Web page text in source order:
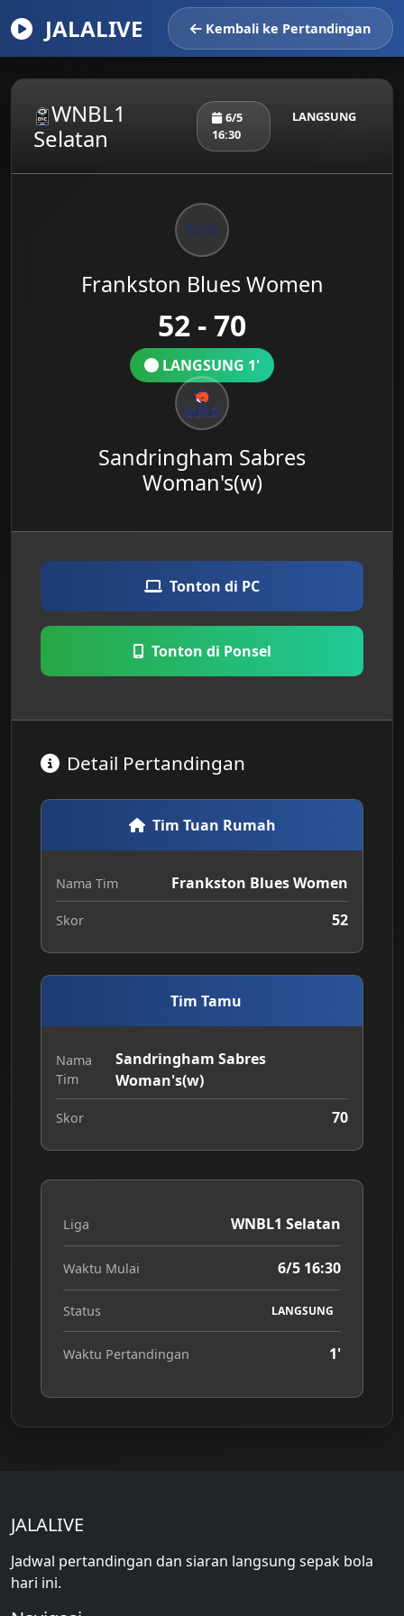
JALALIVE Kembali ke Pertandingan
WNBL1
Selatan
6/5
16:30
LANGSUNG
Frankston Blues Women
52 - 70
LANGSUNG 1'
Sandringham Sabres
Woman's(w)
Tonton di PC
Tonton di Ponsel
Detail Pertandingan
Tim Tuan Rumah
Nama Tim Frankston Blues Women
Skor 52
Tim Tamu
Nama
Tim
Sandringham Sabres
Woman's(w)
Skor 70
Liga WNBL1 Selatan
Waktu Mulai 6/5 16:30
Status LANGSUNG
Waktu Pertandingan 1'
JALALIVE
Jadwal pertandingan dan siaran langsung sepak bola
hari ini.